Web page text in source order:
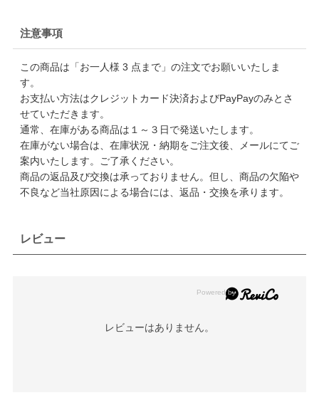
注意事項
この商品は「お一人様 3 点まで」の注文でお願いいたしま
す。
お支払い方法はクレジットカード決済およびPayPayのみとさ
せていただきます。
通常、在庫がある商品は１～３日で発送いたします。
在庫がない場合は、在庫状況・納期をご注文後、メールにてご
案内いたします。ご了承ください。
商品の返品及び交換は承っておりません。但し、商品の欠陥や
不良など当社原因による場合には、返品・交換を承ります。
レビュー
レビューはありません。